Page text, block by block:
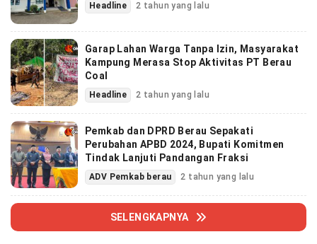
Headline 2 tahun yang lalu
Garap Lahan Warga Tanpa Izin, Masyarakat
Kampung Merasa Stop Aktivitas PT Berau
Coal
Headline 2 tahun yang lalu
Pemkab dan DPRD Berau Sepakati
Perubahan APBD 2024, Bupati Komitmen
Tindak Lanjuti Pandangan Fraksi
ADV Pemkab berau 2 tahun yang lalu
SELENGKAPNYA